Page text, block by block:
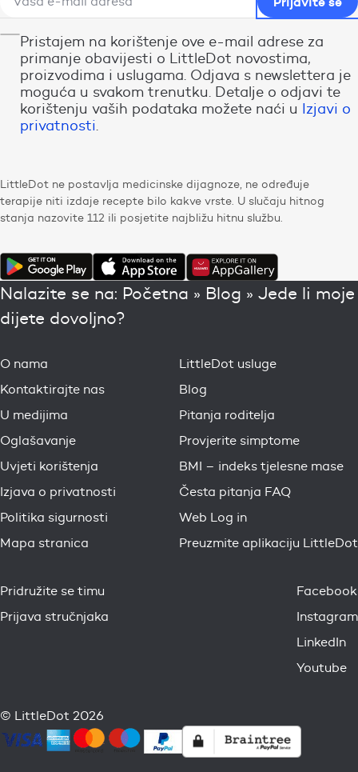
Pristajem na korištenje ove e-mail adrese za
primanje obavijesti o LittleDot novostima,
proizvodima i uslugama. Odjava s newslettera je
moguća u svakom trenutku. Detalje o odjavi te
korištenju vaših podataka možete naći u Izjavi o
privatnosti.
LittleDot ne postavlja medicinske dijagnoze, ne određuje
terapije niti izdaje recepte bilo kakve vrste. U slučaju hitnog
stanja nazovite 112 ili posjetite najbližu hitnu službu.
Nalazite se na: Početna » Blog » Jede li moje
dijete dovoljno?
O nama
Kontaktirajte nas
U medijima
Oglašavanje
Uvjeti korištenja
Izjava o privatnosti
Politika sigurnosti
Mapa stranica
LittleDot usluge
Blog
Pitanja roditelja
Provjerite simptome
BMI – indeks tjelesne mase
Česta pitanja FAQ
Web Log in
Preuzmite aplikaciju LittleDot
Pridružite se timu
Prijava stručnjaka
Facebook
Instagram
LinkedIn
Youtube
© LittleDot 2026